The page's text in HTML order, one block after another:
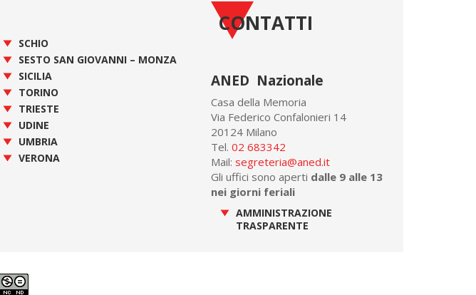
SCHIO
SESTO SAN GIOVANNI – MONZA
SICILIA
TORINO
TRIESTE
UDINE
UMBRIA
VERONA
CONTATTI
ANED Nazionale
Casa della Memoria
Via Federico Confalonieri 14
20124 Milano
Tel. 02 683342
Mail: segreteria@aned.it
Gli uffici sono aperti dalle 9 alle 13
nei giorni feriali
AMMINISTRAZIONE
TRASPARENTE